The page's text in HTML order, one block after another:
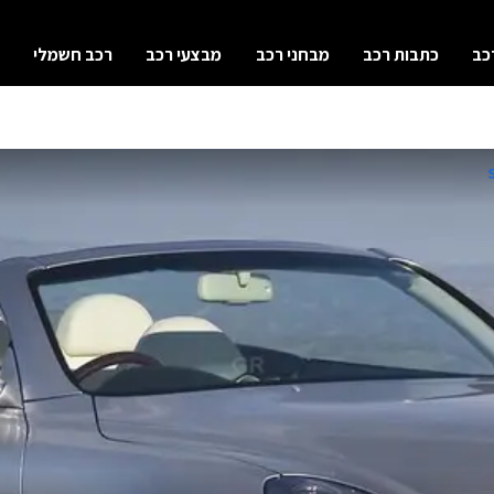
כתבות רכב מבחני רכב מבצעי רכב רכב חשמלי